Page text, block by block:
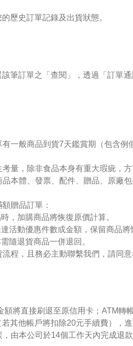
歷史訂單記錄及出貨狀態。
該筆訂單之「查閱」，透過「訂單
一般商品到貨7天鑑賞期（包含
量，除非食品本身有重大瑕疵，
本體、發票、配件、贈品、原廠
贈品訂單：
，加購商品將恢復原價計算。
活動優惠件數或金額，保留商品將
隨退貨商品一併退回。
程，且 務必主動聯繫我們， 請同
額將直接刷退至原信用卡；ATM轉
其他帳戶將扣除20元手續費），進
由本公司於14個工作天內完成退款